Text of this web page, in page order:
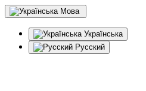
Мова
Українська
Русский